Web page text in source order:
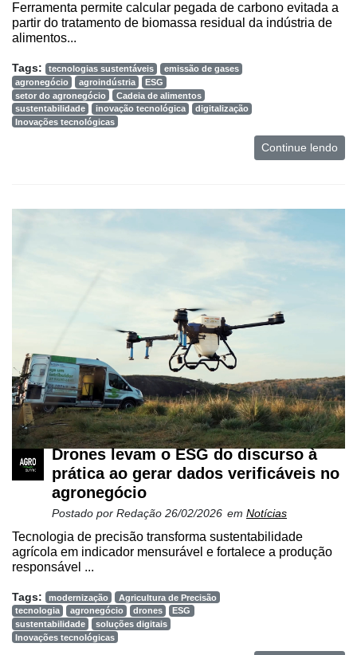
Ferramenta permite calcular pegada de carbono evitada a
partir do tratamento de biomassa residual da indústria de
alimentos...
Tags: tecnologias sustentáveis
emissão de gases
agronegócio
agroindústria
ESG
setor do agronegócio
Cadeia de alimentos
sustentabilidade
inovação tecnológica
digitalização
Inovações tecnológicas
Continue lendo
Drones levam o ESG do discurso à
prática ao gerar dados verificáveis no
agronegócio
Postado por Redação 26/02/2026 em Notícias
Tecnologia de precisão transforma sustentabilidade
agrícola em indicador mensurável e fortalece a produção
responsável ...
Tags: modernização
Agricultura de Precisão
tecnologia
agronegócio drones
ESG
sustentabilidade
soluções digitais
Inovações tecnológicas